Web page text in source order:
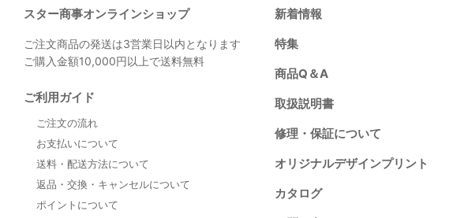
スター商事オンラインショップ
ご注文商品の発送は3営業日以内となります
ご購入金額10,000円以上で送料無料
ご利用ガイド
ご注文の流れ
お支払いについて
送料・配送方法について
返品・交換・キャンセルについて
ポイントについて
新着情報
特集
商品Q＆A
取扱説明書
修理・保証について
オリジナルデザインプリント
カタログ